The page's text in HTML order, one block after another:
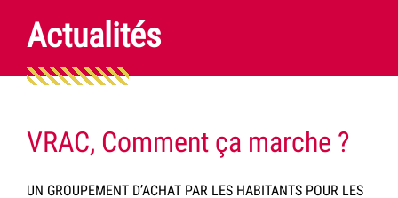
Actualités
VRAC, Comment ça marche ?
UN GROUPEMENT D’ACHAT PAR LES HABITANTS POUR LES